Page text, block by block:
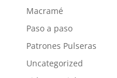
Macramé
Paso a paso
Patrones Pulseras
Uncategorized